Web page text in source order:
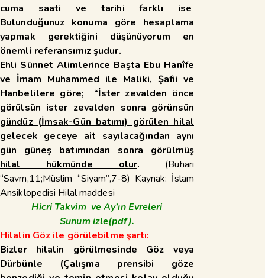
cuma saati ve tarihi farklı ise
Bulunduğunuz konuma göre hesaplama
yapmak gerektiğini düşünüyorum en
önemli referansımız şudur.
Ehli Sünnet Alimlerince Başta Ebu Hanîfe
ve İmam Muhammed ile Maliki, Şafii ve
Hanbelilere göre; “İster zevalden önce
görülsün ister zevalden sonra görünsün
gündüz (İmsak-Gün batımı) görülen hilal
gelecek geceye ait sayılacağından aynı
gün güneş batımından sonra görülmüş
hilal hükmünde olur. (Buhari
“Savm,11;Müslim “Siyam”,7-8) Kaynak: İslam
Ansiklopedisi Hilal maddesi
Hicri Takvim ve Ay’ın Evreleri
Sunumizle(pdf).
Hilalin Göz ile görülebilme şartı:
Bizler hilalin görülmesinde Göz veya
Dürbünle (Çalışma prensibi göze